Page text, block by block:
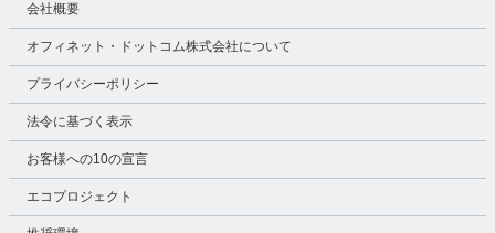
会社概要
オフィネット・ドットコム株式会社について
プライバシーポリシー
法令に基づく表示
お客様への10の宣言
エコプロジェクト